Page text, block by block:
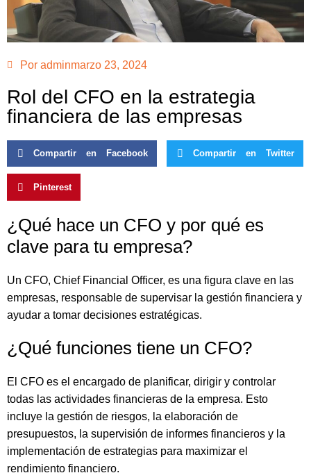
Por adminmarzo 23, 2024
Rol del CFO en la estrategia
financiera de las empresas
Compartir en Facebook Compartir en Twitter
Pinterest
¿Qué hace un CFO y por qué es
clave para tu empresa?
Un CFO, Chief Financial Officer, es una figura clave en las
empresas, responsable de supervisar la gestión financiera y
ayudar a tomar decisiones estratégicas.
¿Qué funciones tiene un CFO?
El CFO es el encargado de planificar, dirigir y controlar
todas las actividades financieras de la empresa. Esto
incluye la gestión de riesgos, la elaboración de
presupuestos, la supervisión de informes financieros y la
implementación de estrategias para maximizar el
rendimiento financiero.